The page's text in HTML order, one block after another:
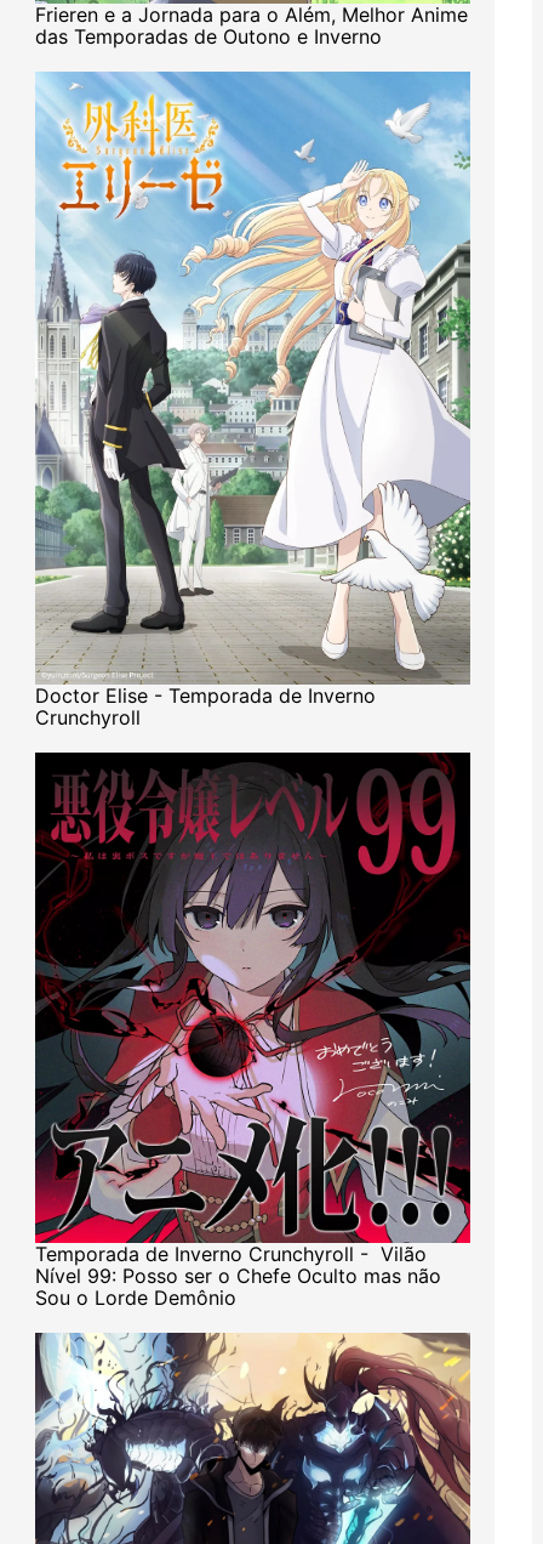
Frieren e a Jornada para o Além, Melhor Anime
das Temporadas de Outono e Inverno
Doctor Elise - Temporada de Inverno
Crunchyroll
Temporada de Inverno Crunchyroll - Vilão
Nível 99: Posso ser o Chefe Oculto mas não
Sou o Lorde Demônio